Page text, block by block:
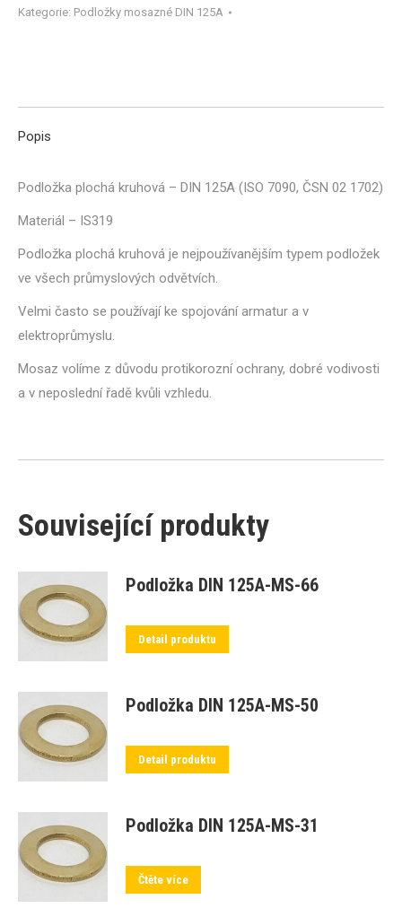
Kategorie: Podložky mosazné DIN 125A
Popis
Podložka plochá kruhová – DIN 125A (ISO 7090, ČSN 02 1702)
Materiál – IS319
Podložka plochá kruhová je nejpoužívanějším typem podložek
ve všech průmyslových odvětvích.
Velmi často se používají ke spojování armatur a v
elektroprůmyslu.
Mosaz volíme z důvodu protikorozní ochrany, dobré vodivosti
a v neposlední řadě kvůli vzhledu.
Související produkty
Podložka DIN 125A-MS-66
Detail produktu
Podložka DIN 125A-MS-50
Detail produktu
Podložka DIN 125A-MS-31
Čtěte více